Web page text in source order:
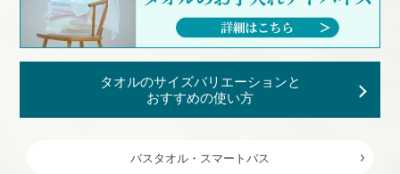
タオルのサイズバリエーションと
おすすめの使い方
バスタオル・スマートバス